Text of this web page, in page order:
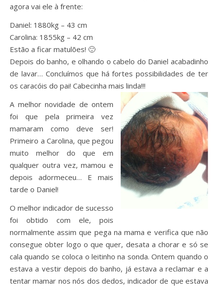
agora vai ele à frente:
Daniel: 1880kg – 43 cm
Carolina: 1855kg – 42 cm
Estão a ficar matulões! 🙂
Depois do banho, e olhando o cabelo do Daniel acabadinho
de lavar… Concluímos que há fortes possibilidades de ter
os caracóis do pai! Cabecinha mais linda!!!
A melhor novidade de ontem
foi que pela primeira vez
mamaram como deve ser!
Primeiro a Carolina, que pegou
muito melhor do que em
qualquer outra vez, mamou e
depois adormeceu… E mais
tarde o Daniel!
O melhor indicador de sucesso
foi obtido com ele, pois
normalmente assim que pega na mama e verifica que não
consegue obter logo o que quer, desata a chorar e só se
cala quando se coloca o leitinho na sonda. Ontem quando o
estava a vestir depois do banho, já estava a reclamar e a
tentar mamar nos nós dos dedos, indicador de que estava